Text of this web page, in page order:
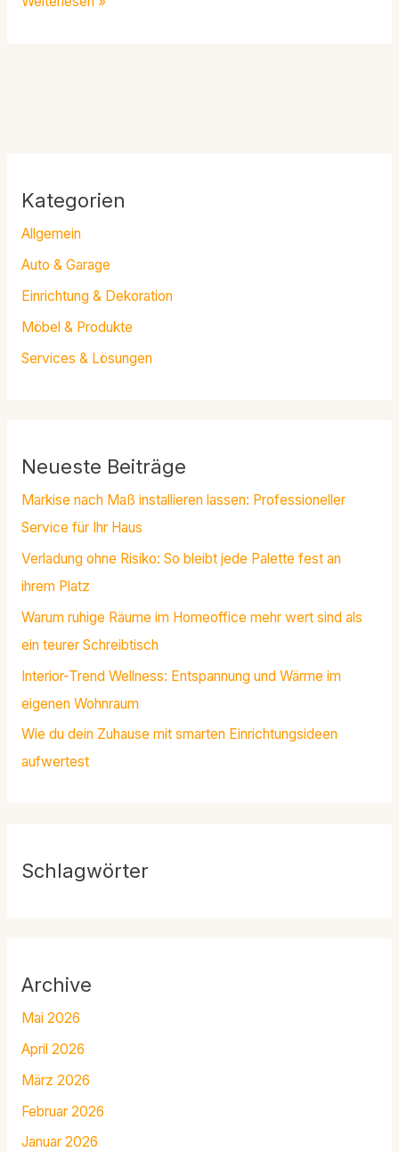
Kategorien
Allgemein
Auto & Garage
Einrichtung & Dekoration
Möbel & Produkte
Services & Lösungen
Neueste Beiträge
Markise nach Maß installieren lassen: Professioneller
Service für Ihr Haus
Verladung ohne Risiko: So bleibt jede Palette fest an
ihrem Platz
Warum ruhige Räume im Homeoffice mehr wert sind als
ein teurer Schreibtisch
Interior-Trend Wellness: Entspannung und Wärme im
eigenen Wohnraum
Wie du dein Zuhause mit smarten Einrichtungsideen
aufwertest
Schlagwörter
Archive
Mai 2026
April 2026
März 2026
Februar 2026
Januar 2026